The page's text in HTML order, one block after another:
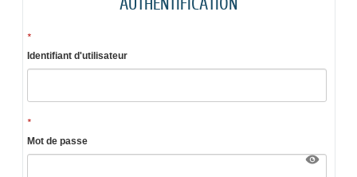
*
Identifiant d'utilisateur
*
Mot de passe